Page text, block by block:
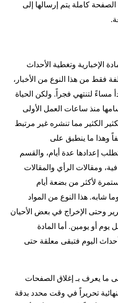
كاملة يتم إرسالها إلى
الإخبارية وتغطية الأحداث
فقط من هذا النوع من الأخبار،
مساءً لتنتهي فجراً. ولكن الحياة
منذ ساعات العمل الأولى
الكثير مما تنشره غير مرتبط
وهذا ما ينطبق على
إعدادها عدة أيام، والقسم
ومقالات الرأي والمقالات
لأكثر من بضعة أيام
شابه. هذا النوع من المواد
وحتى الإخراج في بعض الأحيان
يوم أو يومين. أما المادة
اليوم فتبقى معلقة حتى
ما يعرف بـ إغلاق الصفحات
تحريراً في وقت محدد بدقة